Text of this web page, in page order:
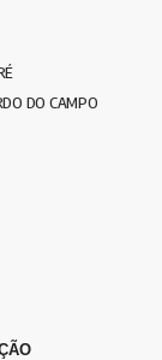
DO CAMPO